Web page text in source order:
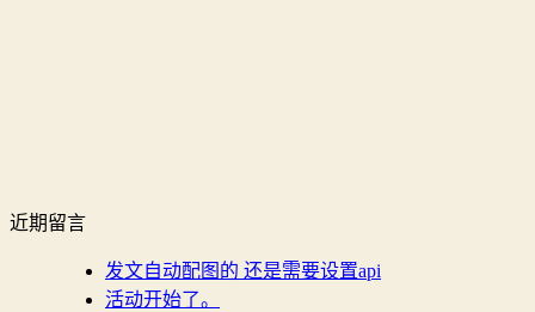
近期留言
发文自动配图的 还是需要设置api
活动开始了。